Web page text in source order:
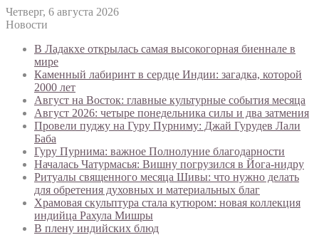
Четверг, 6 августа 2026
Новости
В Ладакхе открылась самая высокогорная биеннале в
мире
Каменный лабиринт в сердце Индии: загадка, которой
2000 лет
Август на Восток: главные культурные события месяца
Август 2026: четыре понедельника силы и два затмения
Провели пуджу на Гуру Пурниму: Джай Гурудев Лали
Баба
Гуру Пурнима: важное Полнолуние благодарности
Началась Чатурмасья: Вишну погрузился в Йога-нидру
Ритуалы священного месяца Шивы: что нужно делать
для обретения духовных и материальных благ
Храмовая скульптура стала кутюром: новая коллекция
индийца Рахула Мишры
В плену индийских блюд